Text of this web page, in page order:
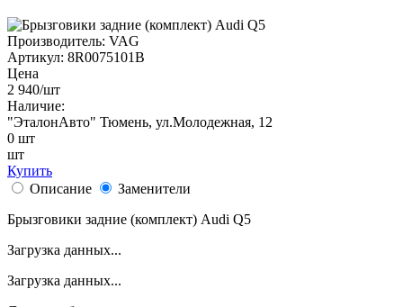
Производитель: VAG
Артикул: 8R0075101B
Цена
2 940/шт
Наличие:
"ЭталонАвто" Тюмень, ул.Молодежная, 12
0 шт
шт
Купить
Описание
Заменители
Брызговики задние (комплект) Audi Q5
Загрузка данных...
Загрузка данных...